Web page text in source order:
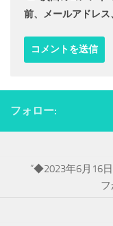
前、メールアドレス
フォロー:
”◆2023年6月16